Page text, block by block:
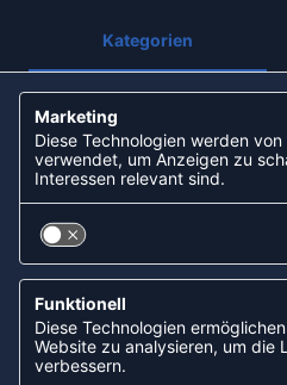
Partner: Handball-Camp
Nachhaltigkeit und Soziales
ZAHLUNGSARTEN
Apple Pay
Lastschrift (ELV) via Sofort
Kreditkarte
Rechnungskauf via Klarna
Vorkasse